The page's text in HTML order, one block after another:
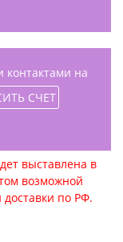
контактами на
СЧЕТ
выставлена в
возможной
по РФ.